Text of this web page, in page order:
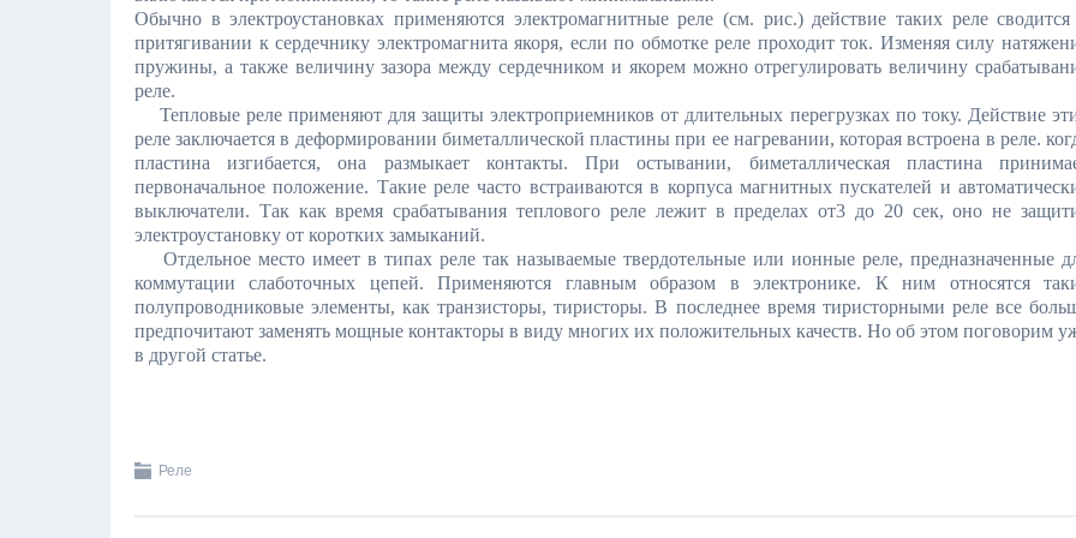
Обычно в электроустановках применяются электромагнитные реле (см. рис.) действие таких реле
притягивании к сердечнику электромагнита якоря, если по обмотке реле проходит ток. Изменяя силу
пружины, а также величину зазора между сердечником и якорем можно отрегулировать величину
реле.
Тепловые реле применяют для защиты электроприемников от длительных перегрузках по току. Действие
реле заключается в деформировании биметаллической пластины при ее нагревании, которая встроена в реле.
пластина изгибается, она размыкает контакты. При остывании, биметаллическая пластина
первоначальное положение. Такие реле часто встраиваются в корпуса магнитных пускателей и
выключатели. Так как время срабатывания теплового реле лежит в пределах от3 до 20 сек, оно не
электроустановку от коротких замыканий.
Отдельное место имеет в типах реле так называемые твердотельные или ионные реле, предназначенные
коммутации слаботочных цепей. Применяются главным образом в электронике. К ним относятся
полупроводниковые элементы, как транзисторы, тиристоры. В последнее время тиристорными реле все
предпочитают заменять мощные контакторы в виду многих их положительных качеств. Но об этом поговорим
в другой статье.
Реле